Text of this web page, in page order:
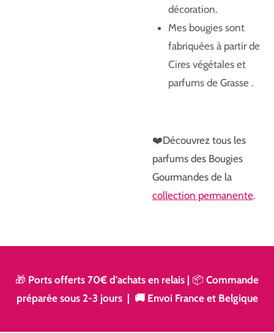
décoration.
Mes bougies sont
fabriquées à partir de
Cires végétales et
parfums de Grasse .
❤️Découvrez tous les
parfums des Bougies
Gourmandes de la
collection permanente.
🎁 Ports offerts 70€ d'achats en relais | 📦 Commande
préparée sous 2-3 jours | 🚚 Envoi France et Belgique